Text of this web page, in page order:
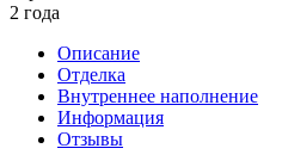
2 года
Описание
Отделка
Внутреннее наполнение
Информация
Отзывы